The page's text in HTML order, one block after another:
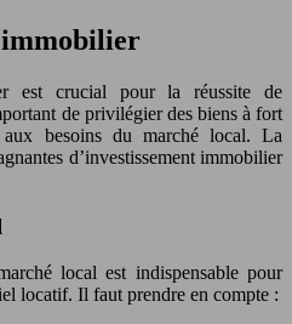
immobilier
est crucial pour la réussite de
de privilégier des biens à fort
besoins du marché local. La
d’investissement immobilier
local est indispensable pour
locatif. Il faut prendre en compte :